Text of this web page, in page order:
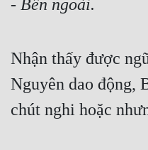
Đẹp Hiệp
Tính Cách Nhân Vật :
- Bên ngoài.
Nhận thấy được
Nguyên dao động,
chút nghi hoặc